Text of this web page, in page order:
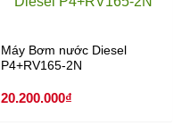
Máy Bơm nước Diesel
P4+RV165-2N
20.200.000₫